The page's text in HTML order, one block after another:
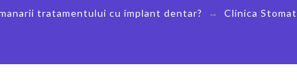
tratamentului cu implant dentar? → Clinica